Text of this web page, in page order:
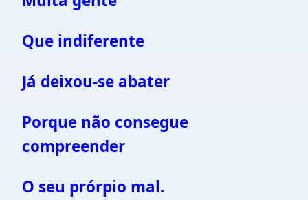
Que indiferente
Já deixou-se abater
Porque não consegue
compreender
O seu prórpio mal.